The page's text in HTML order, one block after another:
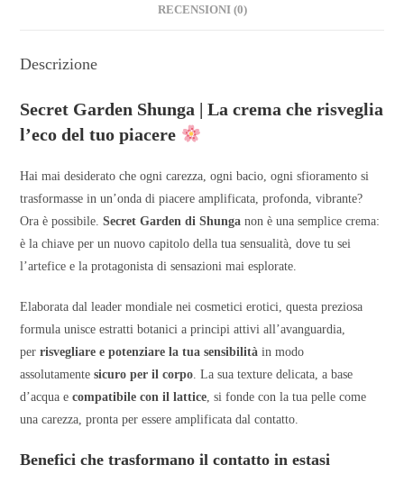
RECENSIONI (0)
Descrizione
Secret Garden Shunga | La crema che risveglia
l’eco del tuo piacere
Hai mai desiderato che ogni carezza, ogni bacio, ogni sfioramento si
trasformasse in un’onda di piacere amplificata, profonda, vibrante?
Ora è possibile.Secret Garden di Shunga non è una semplice crema:
è la chiave per un nuovo capitolo della tua sensualità, dove tu sei
l’artefice e la protagonista di sensazioni mai esplorate.
Elaborata dal leader mondiale nei cosmetici erotici, questa preziosa
formula unisce estratti botanici a principi attivi all’avanguardia,
perrisvegliare e potenziare la tua sensibilità in modo
assolutamentesicuro per il corpo. La sua texture delicata, a base
d’acqua ecompatibile con il lattice, si fonde con la tua pelle come
una carezza, pronta per essere amplificata dal contatto.
Benefici che trasformano il contatto in estasi